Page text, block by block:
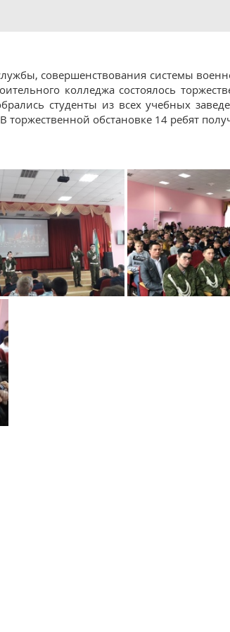
совершенствования системы
колледжа состоялось
студенты из всех учебных
торжественной обстановке 14 ребят